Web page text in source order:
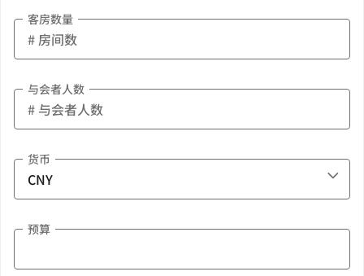
客房数量
与会者人数
货币
预算